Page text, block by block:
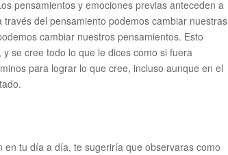
pensamientos y emociones previas anteceden a
del pensamiento podemos cambiar nuestras
cambiar nuestros pensamientos. Esto
se cree todo lo que le dices como si fuera
para lograr lo que cree, incluso aunque en el
tu día a día, te sugeriría que observaras como